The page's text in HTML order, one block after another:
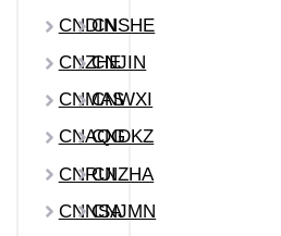
CNDINCNSHE
CNZHE
CNJIN
CNMAS
CNWXI
CNAQG
CNDKZ
CNRUICNZHA
CNNSACNJMN